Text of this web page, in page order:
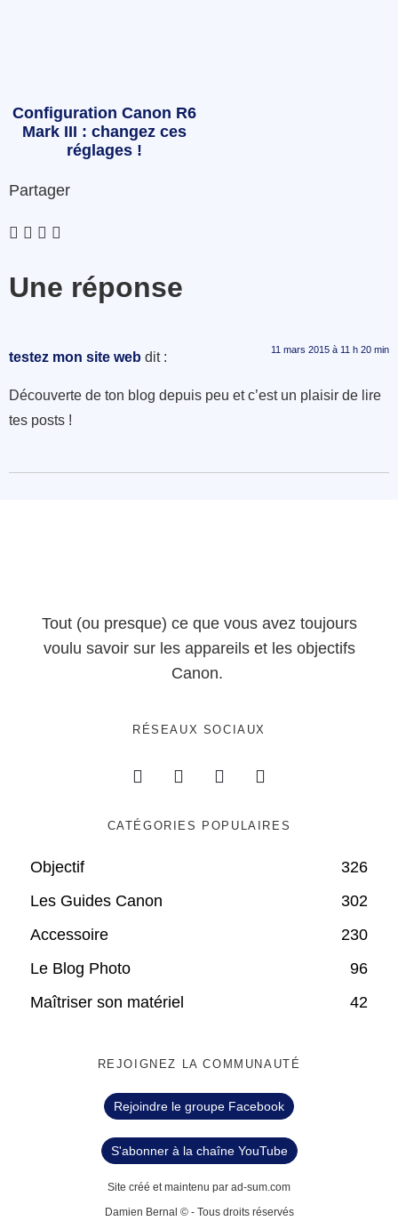
Configuration Canon R6
Mark III : changez ces
réglages !
Partager
Une réponse
testez mon site web dit : 11 mars 2015 à 11 h 20 min
Découverte de ton blog depuis peu et c’est un plaisir de lire
tes posts !
Tout (ou presque) ce que vous avez toujours
voulu savoir sur les appareils et les objectifs
Canon.
RÉSEAUX SOCIAUX
CATÉGORIES POPULAIRES
Objectif
326
Les Guides Canon
302
Accessoire
230
Le Blog Photo
96
Maîtriser son matériel
42
REJOIGNEZ LA COMMUNAUTÉ
Rejoindre le groupe Facebook
S'abonner à la chaîne YouTube
Site créé et maintenu par ad-sum.com
Damien Bernal © - Tous droits réservés